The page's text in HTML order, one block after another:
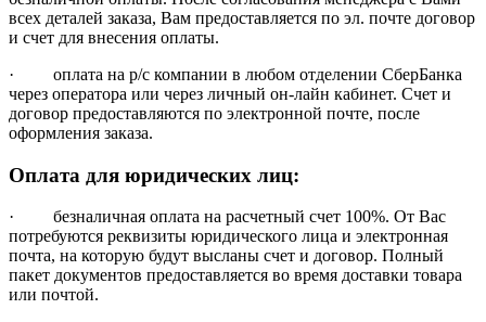
всех деталей заказа, Вам предоставляется по эл. почте договор
и счет для внесения оплаты.
· оплата на р/с компании в любом отделении СберБанка
через оператора или через личный он-лайн кабинет. Счет и
договор предоставляются по электронной почте, после
оформления заказа.
Оплата для юридических лиц:
· безналичная оплата на расчетный счет 100%. От Вас
потребуются реквизиты юридического лица и электронная
почта, на которую будут высланы счет и договор. Полный
пакет документов предоставляется во время доставки товара
или почтой.